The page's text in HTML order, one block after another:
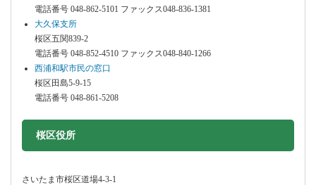
電話番号 048-862-5101 ファックス048-836-1381
大久保支所
桜区五関839-2
電話番号 048-852-4510 ファックス048-840-1266
西浦和駅市民の窓口
桜区田島5-9-15
電話番号 048-861-5208
桜区役所
さいたま市桜区道場4-3-1